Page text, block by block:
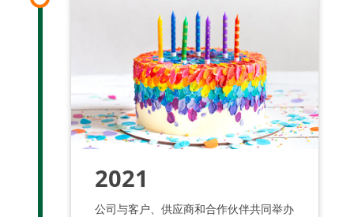
2021
公司与客户、供应商和合作伙伴共同举办